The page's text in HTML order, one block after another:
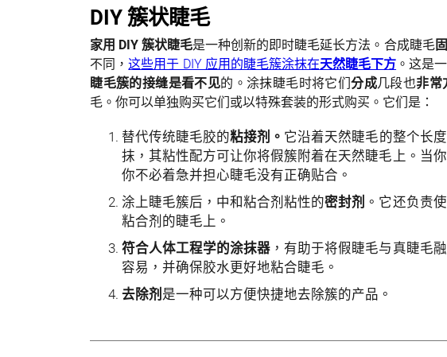
DIY 簇状睫毛
家用 DIY 簇状睫毛是一种创新的即时睫毛延长方法。合成睫毛
不同，这些用于 DIY 应用的睫毛簇涂抹在天然睫毛下方 。这是
睫毛簇的接缝是看不见的。涂抹睫毛时将它们分成几段也非常
毛。你可以单独购买它们或以特殊套装的形式购买。它们是：
替代传统睫毛胶的粘接剂。 它沿着天然睫毛的整个长
抹，其粘性配方可让你将假簇附着在天然睫毛上。当
你不必着急并担心睫毛没有正确贴合。
涂上睫毛簇后，中和粘合剂粘性的密封剂 。它还负责
粘合剂的睫毛上。
符合人体工程学的涂抹器 ，有助于将假睫毛与真睫毛
容易，并确保胶水更好地粘合睫毛。
去除剂 是一种可以方便快捷地去除簇的产品。